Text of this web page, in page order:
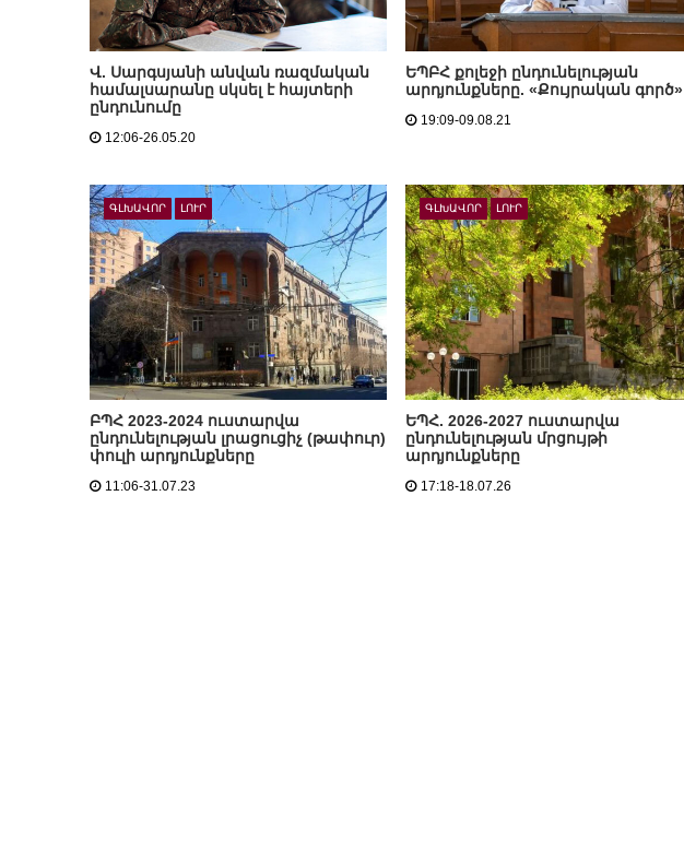
Վ. Սարգսյանի անվան ռազմական
համալսարանը սկսել է հայտերի
ընդունումը
12:06-26.05.20
ԵՊԲՀ քոլեջի ընդունելության
արդյունքները. «Քույրական գործ»
19:09-09.08.21
ԳԼԽԱՎՈՐ ԼՈՒՐ
ԲՊՀ 2023-2024 ուստարվա
ընդունելության լրացուցիչ (թափուր)
փուլի արդյունքները
11:06-31.07.23
ԳԼԽԱՎՈՐ ԼՈՒՐ
ԵՊՀ. 2026-2027 ուստարվա
ընդունելության մրցույթի
արդյունքները
17:18-18.07.26